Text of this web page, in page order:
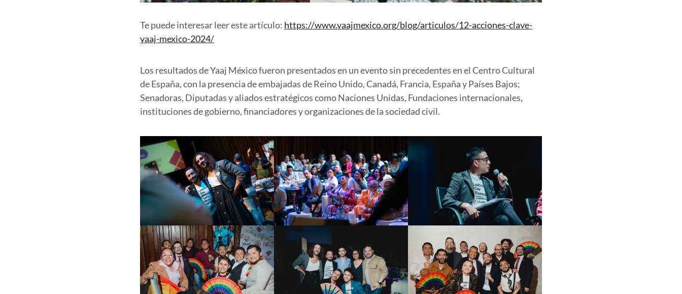
Te puede interesar leer este artículo: https://www.yaajmexico.org/blog/articulos/12-acciones-clave-
yaaj-mexico-2024/
Los resultados de Yaaj México fueron presentados en un evento sin precedentes en el Centro Cultural
de España, con la presencia de embajadas de Reino Unido, Canadá, Francia, España y Países Bajos;
Senadoras, Diputadas y aliados estratégicos como Naciones Unidas, Fundaciones internacionales,
instituciones de gobierno, financiadores y organizaciones de la sociedad civil.